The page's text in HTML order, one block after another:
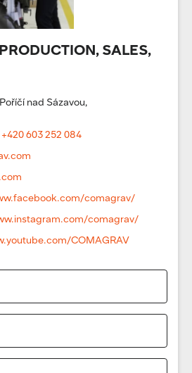
SALES,
nad Sázavou,
+420 603 252 084
comagrav/
comagrav/
COMAGRAV